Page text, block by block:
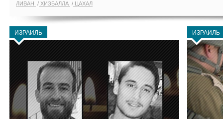
ЛИВАН ХИЗБАЛЛА ЦАХАЛ
ИЗРАИЛЬ ИЗРАИЛЬ